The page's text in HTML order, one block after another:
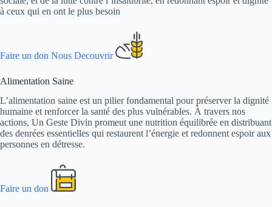
à ceux qui en ont le plus besoin
Faire un don Nous Decouvrir
Alimentation Saine
L’alimentation saine est un pilier fondamental pour préserver la dignité
humaine et renforcer la santé des plus vulnérables. À travers nos
actions, Un Geste Divin promeut une nutrition équilibrée en distribuant
des denrées essentielles qui restaurent l’énergie et redonnent espoir aux
personnes en détresse.
Faire un don